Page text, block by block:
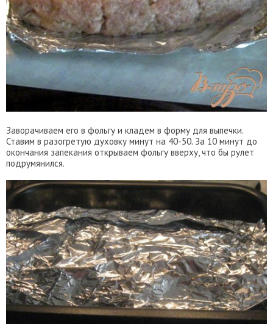
Заворачиваем его в фольгу и кладем в форму для выпечки.
Ставим в разогретую духовку минут на 40-50. За 10 минут до
окончания запекания открываем фольгу вверху, что бы рулет
подрумянился.